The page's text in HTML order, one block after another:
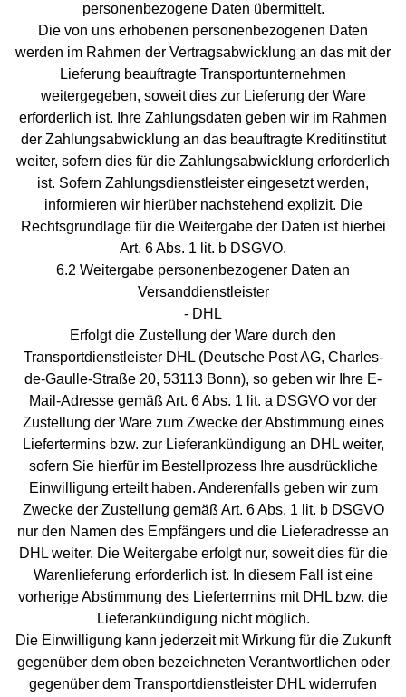
personenbezogene Daten übermittelt.
Die von uns erhobenen personenbezogenen Daten
werden im Rahmen der Vertragsabwicklung an das mit der
Lieferung beauftragte Transportunternehmen
weitergegeben, soweit dies zur Lieferung der Ware
erforderlich ist. Ihre Zahlungsdaten geben wir im Rahmen
der Zahlungsabwicklung an das beauftragte Kreditinstitut
weiter, sofern dies für die Zahlungsabwicklung erforderlich
ist. Sofern Zahlungsdienstleister eingesetzt werden,
informieren wir hierüber nachstehend explizit. Die
Rechtsgrundlage für die Weitergabe der Daten ist hierbei
Art. 6 Abs. 1 lit. b DSGVO.
6.2 Weitergabe personenbezogener Daten an
Versanddienstleister
- DHL
Erfolgt die Zustellung der Ware durch den
Transportdienstleister DHL (Deutsche Post AG, Charles-
de-Gaulle-Straße 20, 53113 Bonn), so geben wir Ihre E-
Mail-Adresse gemäß Art. 6 Abs. 1 lit. a DSGVO vor der
Zustellung der Ware zum Zwecke der Abstimmung eines
Liefertermins bzw. zur Lieferankündigung an DHL weiter,
sofern Sie hierfür im Bestellprozess Ihre ausdrückliche
Einwilligung erteilt haben. Anderenfalls geben wir zum
Zwecke der Zustellung gemäß Art. 6 Abs. 1 lit. b DSGVO
nur den Namen des Empfängers und die Lieferadresse an
DHL weiter. Die Weitergabe erfolgt nur, soweit dies für die
Warenlieferung erforderlich ist. In diesem Fall ist eine
vorherige Abstimmung des Liefertermins mit DHL bzw. die
Lieferankündigung nicht möglich.
Die Einwilligung kann jederzeit mit Wirkung für die Zukunft
gegenüber dem oben bezeichneten Verantwortlichen oder
gegenüber dem Transportdienstleister DHL widerrufen